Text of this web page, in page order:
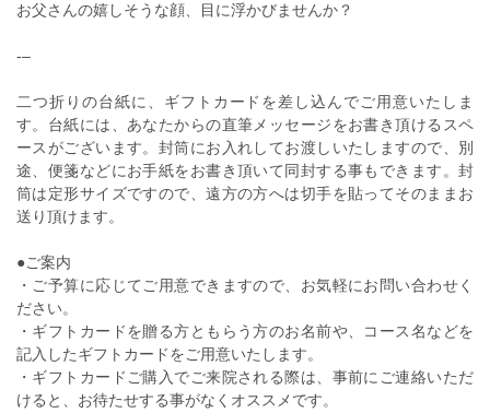
お父さんの嬉しそうな顔、目に浮かびませんか？
‐–
二つ折りの台紙に、ギフトカードを差し込んでご用意いたしま
す。台紙には、あなたからの直筆メッセージをお書き頂けるスペ
ースがございます。封筒にお入れしてお渡しいたしますので、別
途、便箋などにお手紙をお書き頂いて同封する事もできます。封
筒は定形サイズですので、遠方の方へは切手を貼ってそのままお
送り頂けます。
●ご案内
・ご予算に応じてご用意できますので、お気軽にお問い合わせく
ださい。
・ギフトカードを贈る方ともらう方のお名前や、コース名などを
記入したギフトカードをご用意いたします。
・ギフトカードご購入でご来院される際は、事前にご連絡いただ
けると、お待たせする事がなくオススメです。